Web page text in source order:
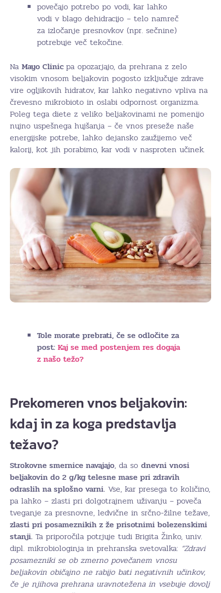
povečajo potrebo po vodi, kar lahko
vodi v blago dehidracijo – telo namreč
za izločanje presnovkov (npr. sečnine)
potrebuje več tekočine.
Na Mayo Clinic pa opozarjajo, da prehrana z zelo
visokim vnosom beljakovin pogosto izključuje zdrave
vire ogljikovih hidratov, kar lahko negativno vpliva na
črevesno mikrobioto in oslabi odpornost organizma.
Poleg tega diete z veliko beljakovinami ne pomenijo
nujno uspešnega hujšanja – če vnos preseže naše
energijske potrebe, lahko dejansko zaužijemo več
kalorij, kot jih porabimo, kar vodi v nasproten učinek.
Tole morate prebrati, če se odločite za
post: Kaj se med postenjem res dogaja
z našo težo?
Prekomeren vnos beljakovin:
kdaj in za koga predstavlja
težavo?
Strokovne smernice navajajo, da so dnevni vnosi
beljakovin do 2 g/kg telesne mase pri zdravih
odraslih na splošno varni. Vse, kar presega to količino,
pa lahko – zlasti pri dolgotrajnem uživanju – poveča
tveganje za presnovne, ledvične in srčno-žilne težave,
zlasti pri posameznikih z že prisotnimi bolezenskimi
stanji. Ta priporočila potrjuje tudi Brigita Žinko, univ.
dipl. mikrobiologinja in prehranska svetovalka: “Zdravi
posamezniki se ob zmerno povečanem vnosu
beljakovin običajno ne rabijo bati negativnih učinkov,
če je njihova prehrana uravnotežena in vsebuje dovolj